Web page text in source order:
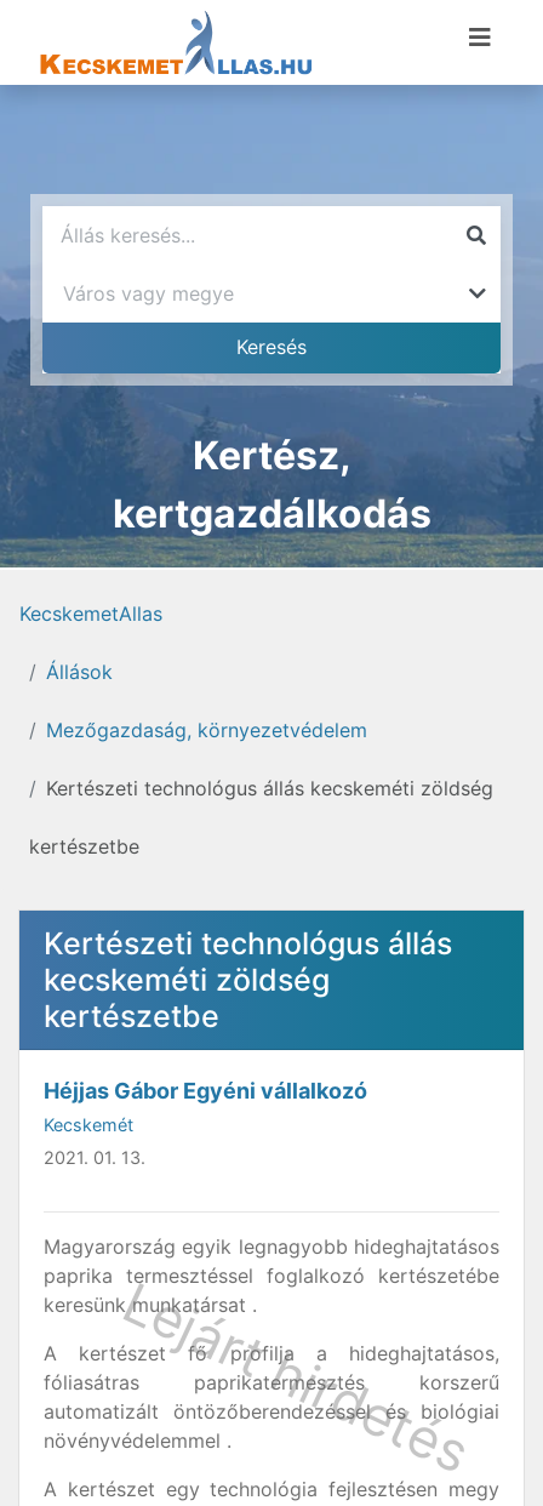
Kertész,
kertgazdálkodás
KecskemetAllas
Állások
Mezőgazdaság, környezetvédelem
Kertészeti technológus állás kecskeméti zöldség
kertészetbe
Kertészeti technológus állás
kecskeméti zöldség
kertészetbe
Héjjas Gábor Egyéni vállalkozó
Kecskemét
2021. 01. 13.
Magyarország egyik legnagyobb hideghajtatásos
paprika termesztéssel foglalkozó kertészetébe
keresünk munkatársat .
A kertészet fő profilja a hideghajtatásos,
fóliasátras paprikatermesztés korszerű
automatizált öntözőberendezéssel és biológiai
növényvédelemmel .
A kertészet egy technológia fejlesztésen megy